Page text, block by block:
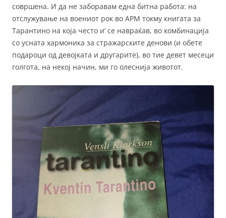
совршена. И да не заборавам една битна работа: на
отслужување на воениот рок во АРМ токму книгата за
Тарантино на која често и’ се навраќав, во комбинација
со усната хармоника за стражарските денови (и обете
подароци од девојката и другарите), во тие девет месеци
голгота, на некој начин, ми го олеснија животот.